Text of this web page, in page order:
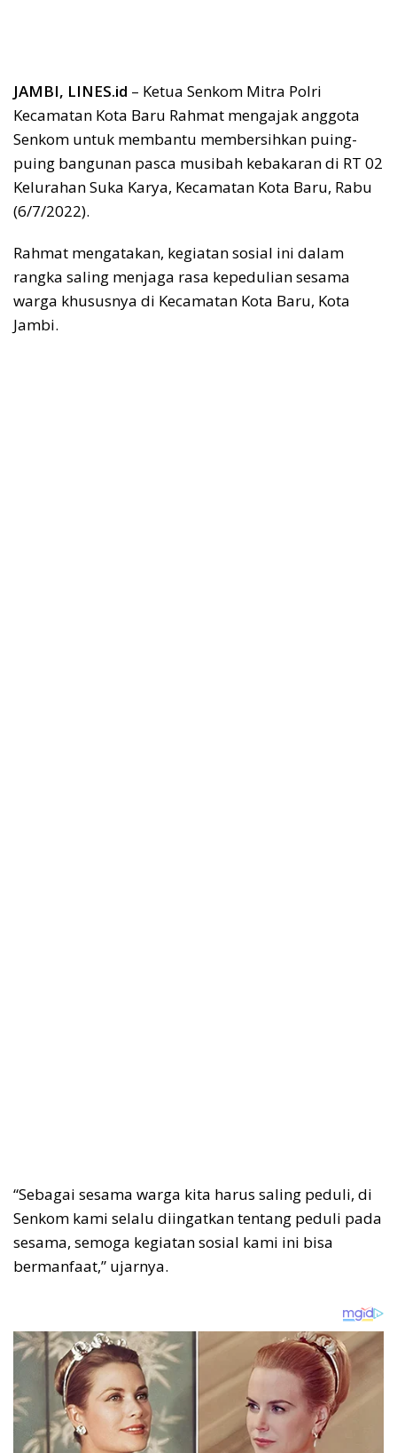
JAMBI, LINES.id – Ketua Senkom Mitra Polri
Kecamatan Kota Baru Rahmat mengajak anggota
Senkom untuk membantu membersihkan puing-
puing bangunan pasca musibah kebakaran di RT 02
Kelurahan Suka Karya, Kecamatan Kota Baru, Rabu
(6/7/2022).
Rahmat mengatakan, kegiatan sosial ini dalam
rangka saling menjaga rasa kepedulian sesama
warga khususnya di Kecamatan Kota Baru, Kota
Jambi.
“Sebagai sesama warga kita harus saling peduli, di
Senkom kami selalu diingatkan tentang peduli pada
sesama, semoga kegiatan sosial kami ini bisa
bermanfaat,” ujarnya.